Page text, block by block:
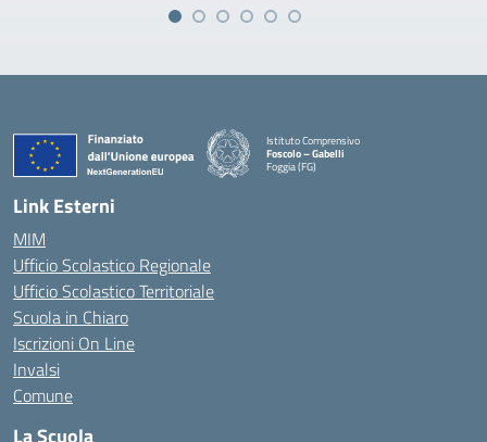
Istituto Comprensivo
Foscolo – Gabelli
Foggia (FG)
— Visita la pagina iniziale della scuola
Link Esterni
MIM
Ufficio Scolastico Regionale
Ufficio Scolastico Territoriale
Scuola in Chiaro
Iscrizioni On Line
Invalsi
Comune
La Scuola